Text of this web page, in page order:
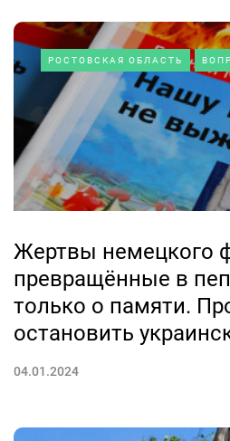
РОСТОВСКАЯ ОБЛАСТЬ
Жертвы немецкого
превращённые в
только о памяти.
остановить
04.01.2024